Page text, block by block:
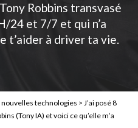
Robbins transvasé
24 et 7/7 et qui n’a
t’aider à driver ta vie.
nouvelles technologies >J’ai posé 8
(Tony IA) et voici ce qu’elle m’a